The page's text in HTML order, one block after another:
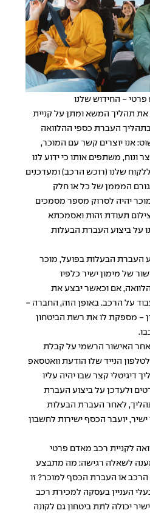
- החידוש שלנו
תהליך המשא ומתן על קניית
העברת כספי ההלוואה
אנו יוצרים קשר עם המוכר,
ונוח, משתפים אותו כי ידוע לנו
שלנו (רוכש הרכב) ומעדכנים
המממן של כל או חלק
יהיה לסרוק מספר מסמכים
תעודת זהות ואסמכתא
על ביצוע העברת הבעלות
העברת הבעלות בפועל, מוכר
של מימון ישיר כלפיו
אם וכאשר יבצע את
על הרכב. באופן הזה, החברה -
- מספקת לו את רשת הביטחון
האישור הרשמי על קבלת
הנייד שלו הודעת וואטסאפ
דיגיטלי קצר שבו יהיה עליו
ולעדכן על ביצוע העברת
לאחר העברת הבעלות
ישיר, יועבר הכסף ישירות לחשבון
לקניית רכב מאדם פרטי
לשאלה רגישה: מה מתבצע
או העברת הכסף למוכר? זו
העניין בעסקה למכירת רכב
יכולה לתת ביטחון גם לקונה